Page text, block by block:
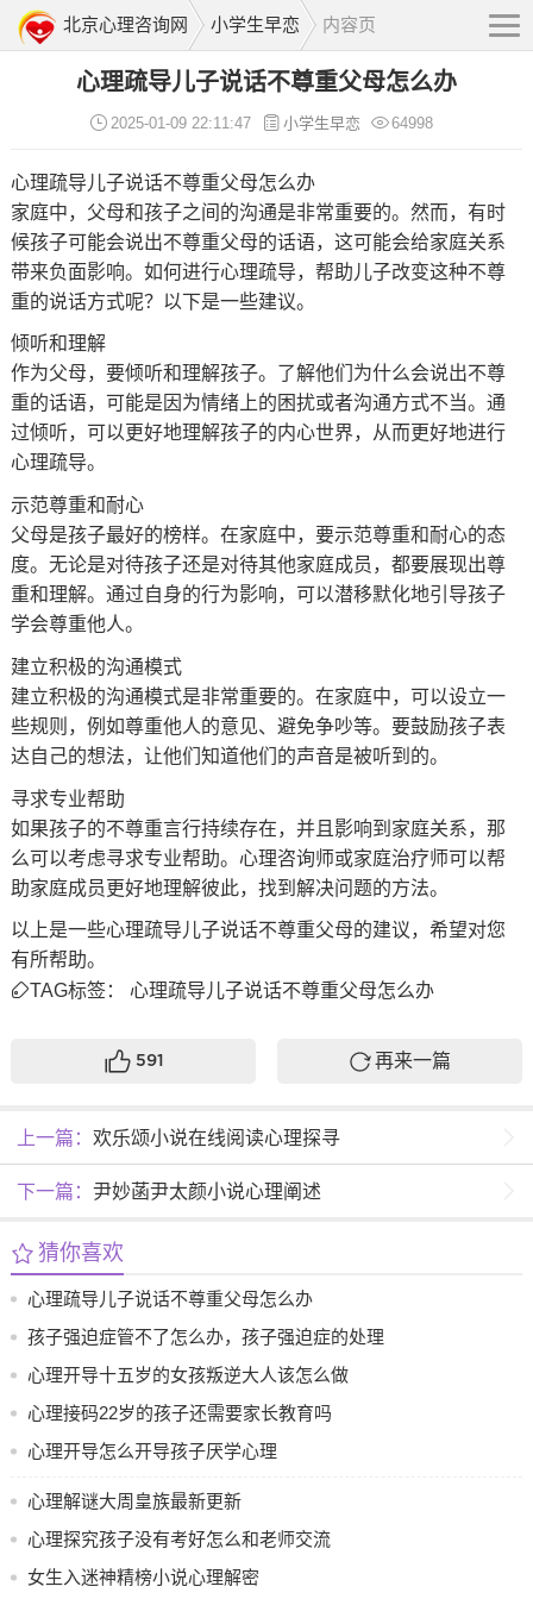
北京心理咨询网 小学生早恋 内容页
心理疏导儿子说话不尊重父母怎么办
2025-01-09 22:11:47 小学生早恋 64998
心理疏导儿子说话不尊重父母怎么办
家庭中，父母和孩子之间的沟通是非常重要的。然而，有时
候孩子可能会说出不尊重父母的话语，这可能会给家庭关系
带来负面影响。如何进行心理疏导，帮助儿子改变这种不尊
重的说话方式呢？以下是一些建议。
倾听和理解
作为父母，要倾听和理解孩子。了解他们为什么会说出不尊
重的话语，可能是因为情绪上的困扰或者沟通方式不当。通
过倾听，可以更好地理解孩子的内心世界，从而更好地进行
心理疏导。
示范尊重和耐心
父母是孩子最好的榜样。在家庭中，要示范尊重和耐心的态
度。无论是对待孩子还是对待其他家庭成员，都要展现出尊
重和理解。通过自身的行为影响，可以潜移默化地引导孩子
学会尊重他人。
建立积极的沟通模式
建立积极的沟通模式是非常重要的。在家庭中，可以设立一
些规则，例如尊重他人的意见、避免争吵等。要鼓励孩子表
达自己的想法，让他们知道他们的声音是被听到的。
寻求专业帮助
如果孩子的不尊重言行持续存在，并且影响到家庭关系，那
么可以考虑寻求专业帮助。心理咨询师或家庭治疗师可以帮
助家庭成员更好地理解彼此，找到解决问题的方法。
以上是一些心理疏导儿子说话不尊重父母的建议，希望对您
有所帮助。
TAG标签：
心理疏导儿子说话不尊重父母怎么办
591 再来一篇
上一篇： 欢乐颂小说在线阅读心理探寻
下一篇： 尹妙菡尹太颜小说心理阐述
猜你喜欢
心理疏导儿子说话不尊重父母怎么办
孩子强迫症管不了怎么办，孩子强迫症的处理
方法
心理开导十五岁的女孩叛逆大人该怎么做
心理接码22岁的孩子还需要家长教育吗
心理开导怎么开导孩子厌学心理
心理解谜大周皇族最新更新
心理探究孩子没有考好怎么和老师交流
女生入迷神精榜小说心理解密